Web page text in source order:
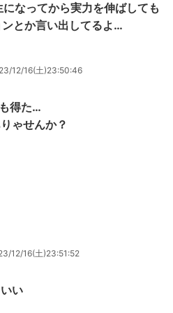
なってから実力を伸ばしても
とか言い出してるよ…
12/16(土)23:50:46
得た…
ゃせんか？
12/16(土)23:51:52
い